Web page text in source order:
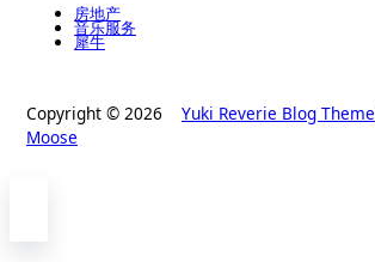
房地产
音乐服务
犀牛
Copyright © 2026 Yuki Reverie Blog Theme
Moose